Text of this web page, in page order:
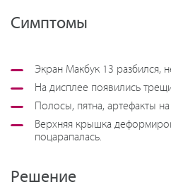
Симптомы
Экран Макбук 13 разбился,
На дисплее появились
Полосы, пятна, артефакты
Верхняя крышка
поцарапалась.
Решение